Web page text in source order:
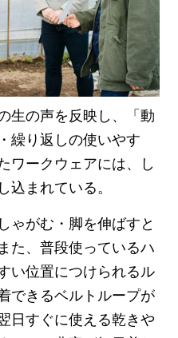
生の声を反映し、「動
繰り返しの使いやす
ワークウェアには、し
込まれている。
ゃがむ・脚を伸ばすと
た、普段使っているハ
い位置につけられるル
できるベルトループが
日すぐに使える乾きや